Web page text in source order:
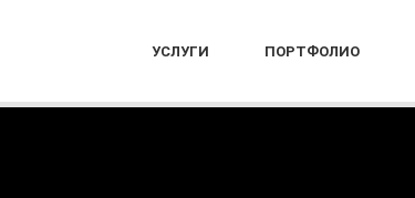
УСЛУГИ ПОРТФОЛИО